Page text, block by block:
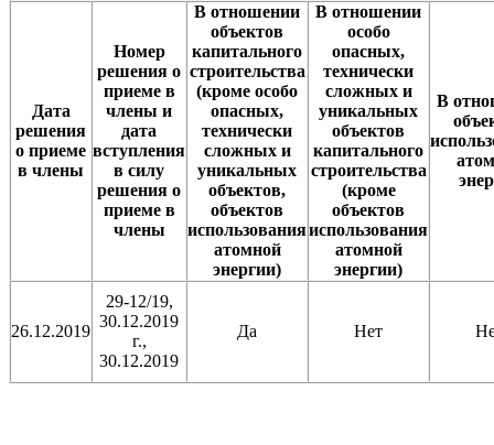
Дата
решения
о приеме
в члены
Номер
решения о
приеме в
члены и
дата
вступления
в силу
решения о
приеме в
члены
В отношении
объектов
капитального
строительства
(кроме особо
опасных,
технически
сложных и
уникальных
объектов,
объектов
использования
атомной
энергии)
В отношении
особо
опасных,
технически
сложных и
уникальных
объектов
капитального
строительства
(кроме
объектов
использования
атомной
энергии)
В
26.12.2019
29-12/19,
30.12.2019
г.,
30.12.2019
Да Нет